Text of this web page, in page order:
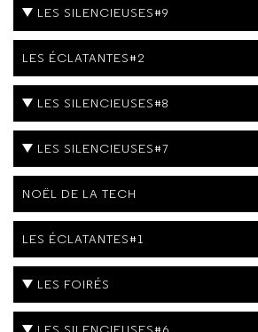
LES SILENCIEUSES#9
LES ÉCLATANTES#2
LES SILENCIEUSES#8
LES SILENCIEUSES#7
NOËL DE LA TECH
LES ÉCLATANTES#1
LES FOIRÉS